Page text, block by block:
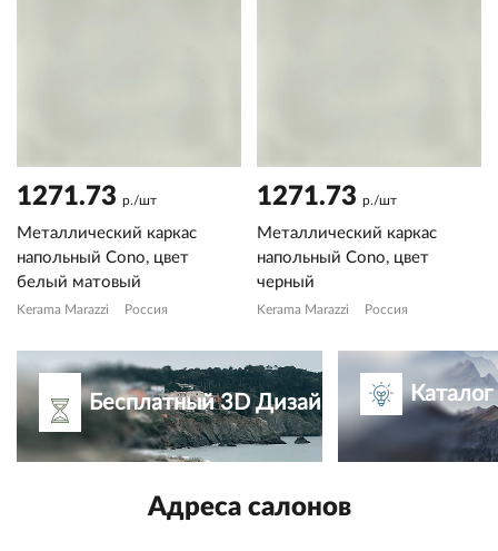
1271.73 р./шт
Металлический каркас
напольный Cono, цвет
белый матовый
Kerama Marazzi Россия
1271.73 р./шт
Металлический каркас
напольный Cono, цвет
черный
Kerama Marazzi Россия
Бесплатный 3D Дизайн-проект
Адреса салонов